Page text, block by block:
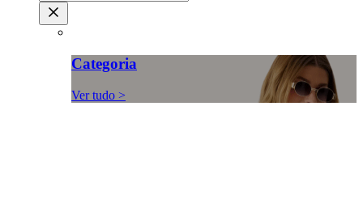
Categoria
Ver tudo >